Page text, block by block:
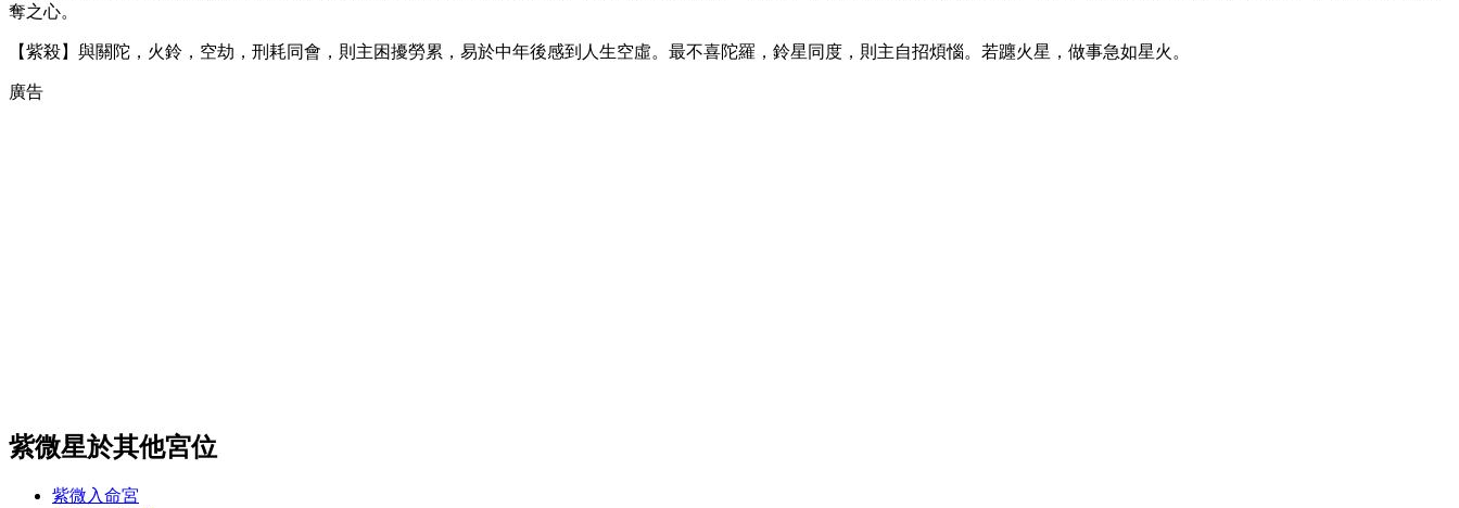
奪之心。
【紫殺】與關陀，火鈴，空劫，刑耗同會，則主困擾勞累，易於中年後感到人生空虛。最不喜陀羅，鈴星同度，則主自招煩惱。若躔火星，做事急如星火。
廣告
紫微星於其他宮位
紫微入命宮